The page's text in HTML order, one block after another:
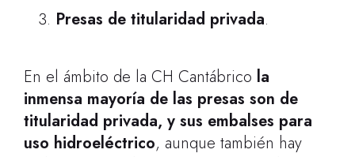
Presas de titularidad privada.
En el ámbito de la CH Cantábrico la
inmensa mayoría de las presas son de
titularidad privada, y sus embalses para
uso hidroeléctrico, aunque también hay